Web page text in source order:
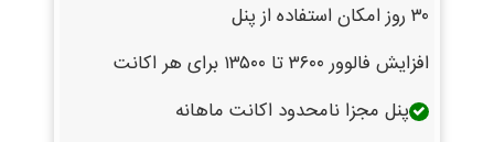
۳۰ روز امکان استفاده از پنل
افزایش فالوور ۳۶۰۰ تا ۱۳۵۰۰ برای هر اکانت
پنل مجزا نامحدود اکانت ماهانه